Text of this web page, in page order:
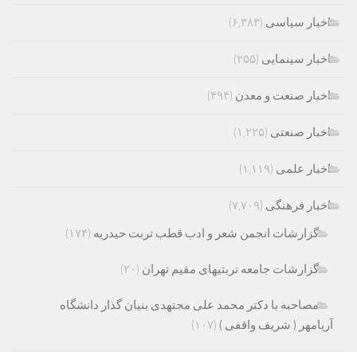
اخبار سیاسی (۶,۳۸۳)
اخبار سینمایی (۲۵۵)
اخبار صنعت و معدن (۴۹۴)
اخبار صنعتی (۱,۲۲۵)
اخبار علمی (۱,۱۱۹)
اخبار فرهنگی (۷,۷۰۹)
گزارشات انجمن شعر و ادب قطب تربت حیدریه (۱۷۴)
گزارشات جامعه تربتیهای مقیم تهران (۲۰)
مصاحبه با دکتر محمد علی مجتهدی بنیان گذار دانشگاه
آریامهر ( شریف واقفی ) (۱۰۷)